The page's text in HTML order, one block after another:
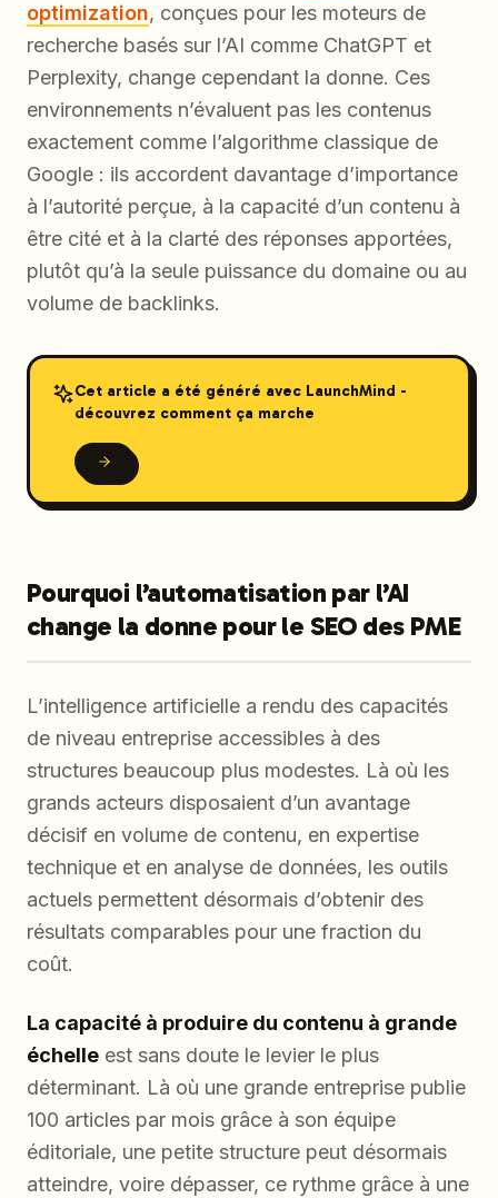
optimization, conçues pour les moteurs de
recherche basés sur l’AI comme ChatGPT et
Perplexity, change cependant la donne. Ces
environnements n’évaluent pas les contenus
exactement comme l’algorithme classique de
Google : ils accordent davantage d’importance
à l’autorité perçue, à la capacité d’un contenu à
être cité et à la clarté des réponses apportées,
plutôt qu’à la seule puissance du domaine ou au
volume de backlinks.
Cet article a été généré avec LaunchMind -
découvrez comment ça marche
Pourquoi l’automatisation par l’AI
change la donne pour le SEO des PME
L’intelligence artificielle a rendu des capacités
de niveau entreprise accessibles à des
structures beaucoup plus modestes. Là où les
grands acteurs disposaient d’un avantage
décisif en volume de contenu, en expertise
technique et en analyse de données, les outils
actuels permettent désormais d’obtenir des
résultats comparables pour une fraction du
coût.
La capacité à produire du contenu à grande
échelle est sans doute le levier le plus
déterminant. Là où une grande entreprise publie
100 articles par mois grâce à son équipe
éditoriale, une petite structure peut désormais
atteindre, voire dépasser, ce rythme grâce à une